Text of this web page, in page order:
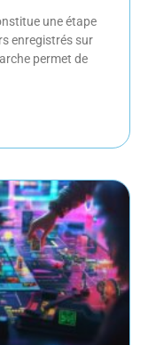
une étape
enregistrés sur
permet de